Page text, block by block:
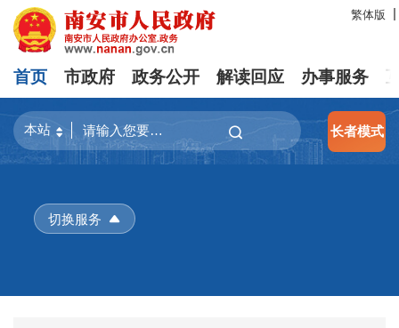
繁体版
首页 市政府 政务公开 解读回应 办事服务
长者模式
切换服务